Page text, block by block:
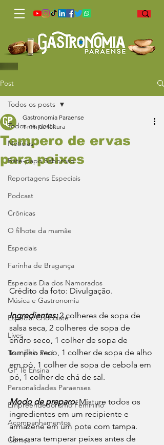
Post
Todos os posts
Notícias
Bate-papo Saboroso
Reportagens Especiais
Podcast
Crônicas
O filhote da mamãe
Especiais
Farinha de Bragança
Especiais Dia dos Namorados
Música e Gastronomia
Especial Chocolate
Lives
Tour pelo Pará
GP Te Ensina
Personalidades Paraenses
Empreendedorismo Feminino
Acompanhamentos
Carnes
Todos os posts
Tempero de ervas
para peixes
Gastronomia Paraense
1 min de leitura
Crédito da foto: Divulgação.
Ingredientes: 2 colheres de sopa de
salsa seca, 2 colheres de sopa de
endro seco, 1 colher de sopa de
tomilho seco, 1 colher de sopa de alho
em pó, 1 colher de sopa de cebola em
pó, 1 colher de chá de sal.
Modo de preparo: Misture todos os
ingredientes em um recipiente e
armazene em um pote com tampa.
Use para temperar peixes antes de